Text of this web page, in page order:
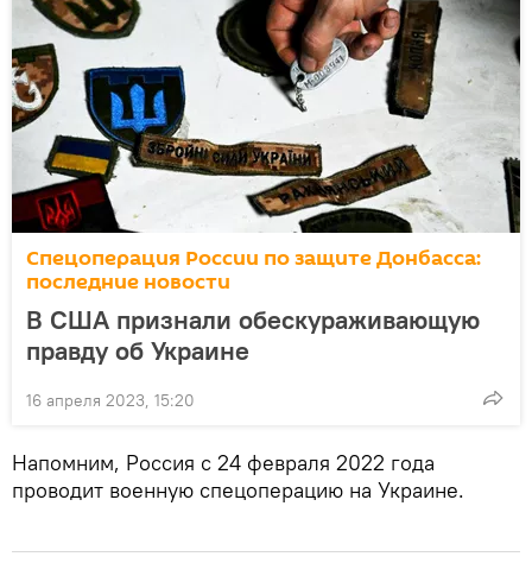
Спецоперация России по защите Донбасса:
последние новости
В США признали обескураживающую
правду об Украине
16 апреля 2023, 15:20
Напомним, Россия с 24 февраля 2022 года
проводит военную спецоперацию на Украине.